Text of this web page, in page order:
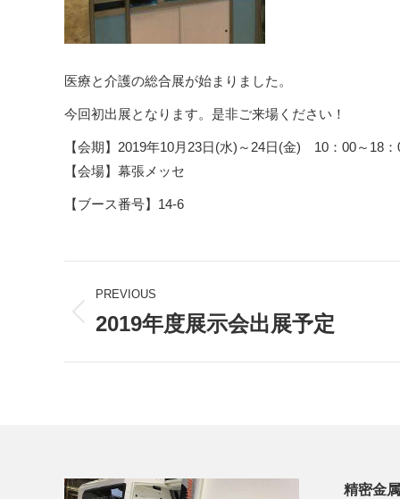
医療と介護の総合展が始まりました。
今回初出展となります。是非ご来場ください！
【会期】2019年10月23日(水)～24日(金) 10：00～18：
【会場】幕張メッセ
【ブース番号】14-6
navigation
PREVIOUS
Previous
2019年度展示会出展予定
精密金